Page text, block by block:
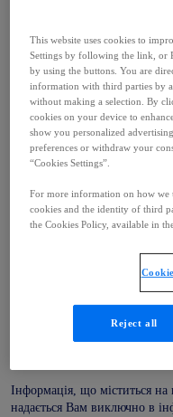
повторно використовувати
комерційних цілей, а також
чи читаєте на цьому Веб-
не зазначено інше, і не
передбачених цими
За винятком випадків,
гарантує і не заявляє, що
на Веб-сайті, не
компанії «Ipsen» або не
вищезгаданого обмеженого
жодна ліцензія і жодне
Цей Веб-сайт може містити
інформацію, технології,
власності компанії «Ipsen»
надається жодна ліцензія
комерційні таємниці,
Інформація, що міститься на
надається Вам виключно в
This website uses cookies to
Settings by following the link, or
by using the buttons. You are
information with third parties by
without making a selection. By
cookies on your device to
show you personalized
preferences or withdraw your
“Cookies Settings”.
For more information on how we
cookies and the identity of third
the Cookies Policy, available in
Reject all